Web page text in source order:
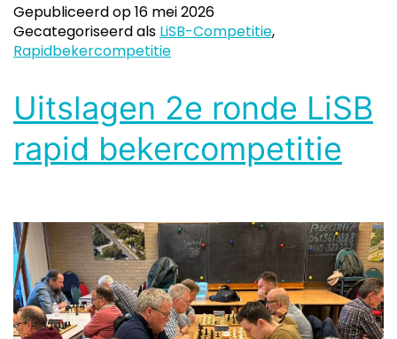
Gepubliceerd op16 mei 2026
Gecategoriseerd als LiSB-Competitie,
Rapidbekercompetitie
Uitslagen 2e ronde LiSB
rapid bekercompetitie